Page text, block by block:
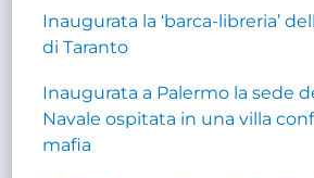
Inaugurata la ‘barca-libreria’
di Taranto
Inaugurata a Palermo la sede
Navale ospitata in una villa
mafia